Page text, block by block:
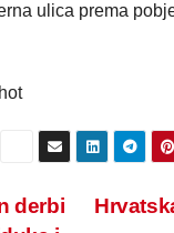
ulica prema
derbi